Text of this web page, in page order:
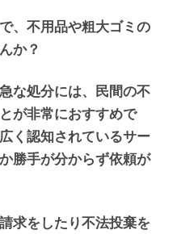
、不用品や粗大ゴミの
か？
な処分には、民間の不
が非常におすすめで
く認知されているサー
勝手が分からず依頼が
求をしたり不法投棄を